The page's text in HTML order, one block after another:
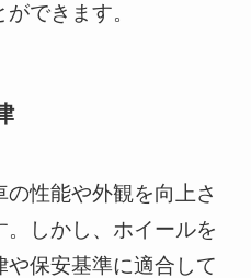
できます。
性能や外観を向上さ
しかし、ホイールを
保安基準に適合して